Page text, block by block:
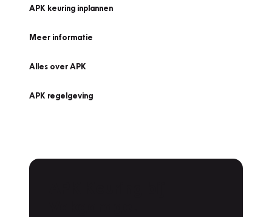
APK keuring inplannen
Meer informatie
Alles over APK
APK regelgeving